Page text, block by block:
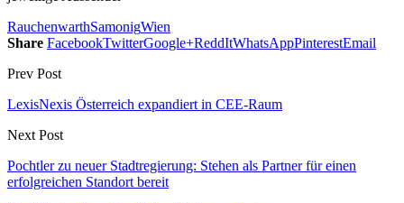
RauchenwarthSamonigWien
Share FacebookTwitterGoogle+ReddItWhatsAppPinterestEmail
Prev Post
LexisNexis Österreich expandiert in CEE-Raum
Next Post
Pochtler zu neuer Stadtregierung: Stehen als Partner für einen
erfolgreichen Standort bereit